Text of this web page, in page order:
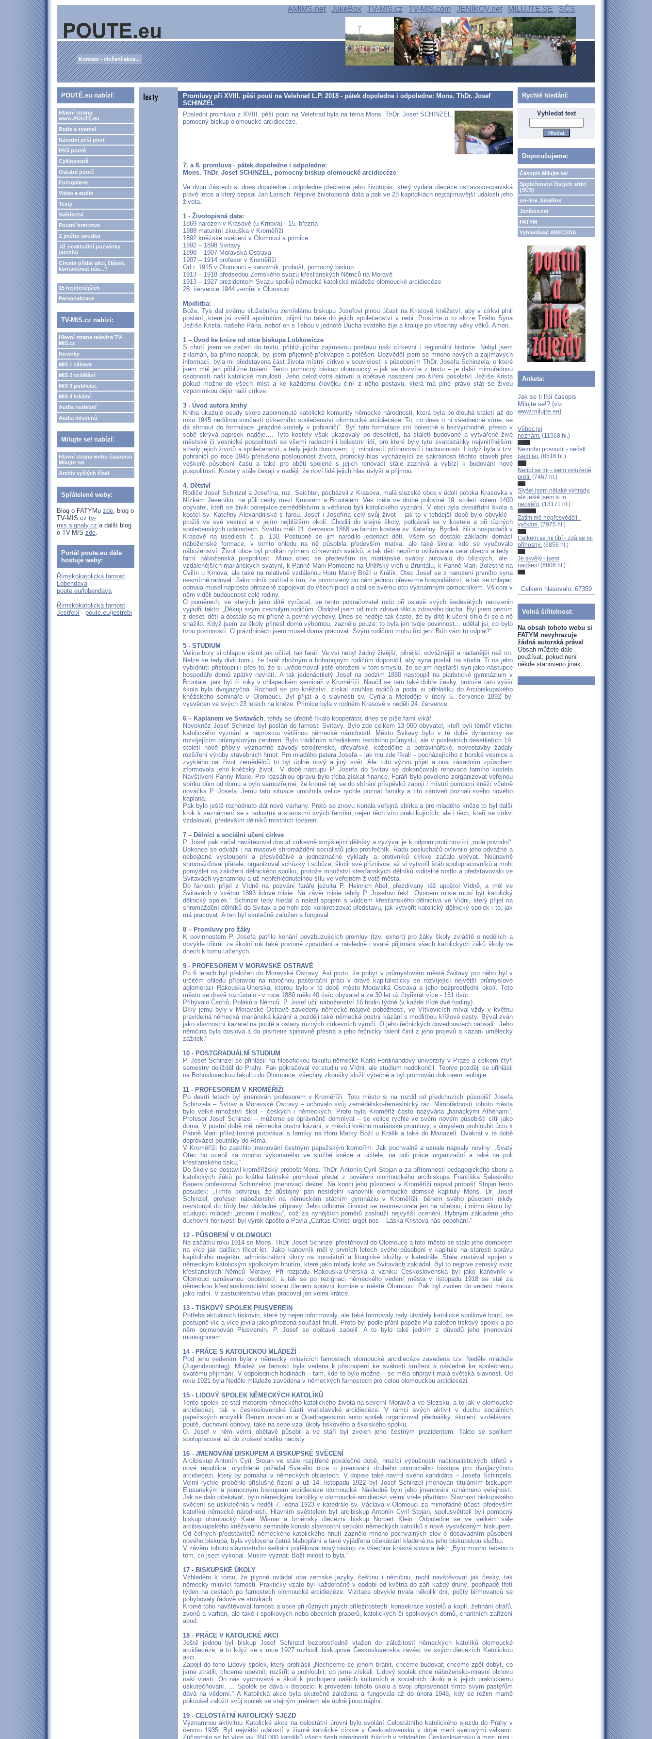
AMIMS.net JukeBox TV-MIS.cz TV-MIS.com JENÍKOV.net MILUJTE.SE SČS
Kontakt - vložení akce...
POUTĚ.eu nabízí:
Hlavní strana
www.POUTĚ.eu
Bude a zveme!
Národní pěší pouť
Pěší poutě
Cyklopoutě
Ostatní poutě
Fotogalerie
Video a audio
Texty
Svědectví
Poutní bratrstvo
Z jiného soudku
Již neaktuální pozvánky
(archiv)
Chcete přidat akci, článek,
kontaktovat nás...?
15 nejčtenějších
Personalizace
TV-MIS.cz nabízí:
Hlavní strana televize TV-
MIS.cz
Novinky
MIS 1 zábava
MIS 2 vzdělání
MIS 3 publicist.
MIS 4 lokální
Audia hudební
Audia mluvená
Milujte se! nabízí:
Hlavní strana webu časopisu
Milujte se!
Archiv vyšlých čísel
Spřátelené weby:
Blog o FATYMu zde, blog o
TV-MIS.cz tv-
mis.signaly.cz a další blog
o TV-MIS zde.
Portál poute.eu dále
hostuje weby:
Římskokatolická farnost
Lobendava-
poute.eu/lobendava
Římskokatolická farnost
Jestřebí - poute.eu/jestrebi
Promluvy při XVIII. pěší pouti na Velehrad L.P. 2018 - pátek dopoledne i odpoledne: Mons. ThDr. Josef
SCHINZEL
Poslední promluva z XVIII. pěší pouti na Velehrad byla na téma Mons. ThDr. Josef SCHINZEL,
pomocný biskup olomoucké arcidiecéze.
7. a 8. promluva - pátek dopoledne i odpoledne:
Mons. ThDr. Josef SCHINZEL, pomocný biskup olomoucké arcidiecéze
Ve dvou částech si dnes dopoledne i odpoledne přečteme jeho životopis, který vydala diecéze ostravsko-opavská
právě letos a který sepsal Jan Larisch. Nejprve životopisná data a pak ve 23 kapitolkách nejzajímavější události jeho
života.
1 - Životopisná data:
1869 narozen v Krasově (u Krnova) - 15. března
1888 maturitní zkouška v Kroměříži
1892 kněžské svěcení v Olomouci a primice
1892 – 1898 Svitavy
1898 – 1907 Moravská Ostrava
1907 – 1914 profesor v Kroměříži
Od r. 1915 v Olomouci – kanovník, probošt, pomocný biskup
1913 – 1918 předsedou Zemského svazu křesťanských Němců na Moravě
1913 – 1927 prezidentem Svazu spolků německé katolické mládeže olomoucké arcidiecéze
28. července 1944 zemřel v Olomouci
Modlitba:
Bože, Tys dal svému služebníku zemřelému biskupu Josefovi plnou účast na Kristově kněžství, aby v církvi plnil
poslání, které jsi svěřil apoštolům, přijmi ho také do jejich společenství v nebi. Prosíme o to skrze Tvého Syna
Ježíše Krista, našeho Pána, neboť on s Tebou v jednotě Ducha svatého žije a kraluje po všechny věky věků. Amen.
1 – Úvod ke knize od otce biskupa Lobkowicze
S chutí jsem se začetl do textu, přibližujícího zajímavou postavu naší církevní i regionální historie. Nebyl jsem
zklamán, ba přímo naopak, byl jsem příjemně překvapen a potěšen. Dozvěděl jsem se mnoho nových a zajímavých
informací, byla mi představena část života místní církve v souvislosti s působením ThDr. Josefa Schinzela, o které
jsem měl jen přibližné tušení. Tento pomocný biskup olomoucký – jak se dozvíte z textu – je další mimořádnou
osobností naší katolické minulosti. Jeho celoživotní aktivní a obětavé nasazení pro šíření poselství Ježíše Krista
pokud možno do všech míst a ke každému člověku činí z něho postavu, která má plné právo stát se živou
vzpomínkou dějin naší církve.
3 - Úvod autora knihy
Kniha ukazuje osudy skoro zapomenuté katolické komunity německé národnosti, která byla po dlouhá staletí až do
roku 1945 nedílnou součástí církevního společenství olomoucké arcidiecéze. To, co dnes o ní všeobecně víme, se
dá shrnout do formulace „prázdné kostely v pohraničí“. Byť tato formulace zní bolestně a bezvýchodně, přesto v
sobě skrývá paprsek naděje…. Tyto kostely však ukazovaly po desetiletí, ba staletí budované a vytvářené živé
městské či vesnické pospolitosti se všemi radostmi i bolestmi lidí, pro které byly tyto svatostánky nejvnitřnějšími
středy jejich životů a společenství, a tedy jejich domovem, tj. minulostí, přítomností i budoucností. I když byla v tzv.
pohraničí po roce 1945 přerušena posloupnost života, prorocký hlas vycházející ze sakrálnosti těchto staveb přes
veškeré působení času a také pro oběti spojené s jejich renovací stále zaznívá a vybízí k budování nové
pospolitosti. Kostely stále čekají v naději, že noví lidé jejich hlas uslyší a přijmou.
4. Dětství
Rodiče Josef Schinzel a Josefína, roz. Seichter, pocházeli z Krasova, malé slezské obce v údolí potoka Krasovka v
Nízkém Jeseníku, na půli cesty mezi Krnovem a Bruntálem. Ves měla ve druhé polovině 19. století kolem 1400
obyvatel, kteří se živili ponejvíce zemědělstvím a většinou byli katolického vyznání. V obci byla dvoutřídní škola a
kostel sv. Kateřiny Alexandrijské s farou. Josef i Josefína celý svůj život – jak to v tehdejší době bylo obvyklé –
prožili ve své vesnici a v jejím nejbližším okolí. Chodili do stejné školy, potkávali se v kostele a při různých
společenských událostech. Svatbu měli 21. července 1868 ve farním kostele sv. Kateřiny. Bydleli, žili a hospodařili v
Krasově na usedlosti č. p. 130. Postupně se jim narodilo jedenáct dětí. Všem se dostalo základní domácí
náboženské formace, v tomto ohledu na ně působila především matka, ale také škola, kde se vyučovalo
náboženství. Život obce byl protkán rytmem církevních svátků, a tak děti nepřímo ovlivňovala celá obecní a tedy i
farní náboženská pospolitost. Mimo obec se především na mariánské svátky putovalo do blízkých, ale i
vzdálenějších mariánských svatyní, k Panně Marii Pomocné na Uhlířský vrch u Bruntálu, k Panně Marii Bolestné na
Cvilín u Krnova, ale také na relativně vzdálenou Horu Matky Boží u Králík. Otec Josef se z narození prvního syna
nesmírně radoval. Jako rolník počítal s tím, že prvorozený po něm jednou převezme hospodářství, a tak se chlapec
odmala musel naprosto přirozeně zapojovat do všech prací a stal se svému otci významným pomocníkem. Všichni v
něm viděli budoucnost celé rodiny.
O poměrech, ve kterých jako dítě vyrůstal, se tento pokračovatel rodu při oslavě svých šedesátých narozenin
vyjádřil takto: „Děkuji svým zesnulým rodičům. Obdržel jsem od nich zdravé tělo a zdravého ducha. Byl jsem prvním
z deseti dětí a dostalo se mi přísné a pevné výchovy. Dnes se neděje tak často, že by dítě k učení tíhlo či se o ně
snažilo. Když jsem ze školy přinesl domů výbornou, zaznělo pouze: to byla jen tvoje povinnost… udělal jsi, co bylo
tvou povinností. O prázdninách jsem musel doma pracovat. Svým rodičům mohu říci jen: Bůh vám to odplať!“
5 - STUDIUM
Velice brzy si chlapce všiml jak učitel, tak farář. Ve vsi nebyl žádný živější, pilnější, odvážnější a nadanější než on.
Nelze se tedy divit tomu, že farář zbožným a bohabojným rodičům doporučil, aby syna poslali na studia. Ti na jeho
vybídnutí přistoupili i přes to, že si uvědomovali jisté ohrožení v tom smyslu, že se jim nejstarší syn jako nástupce
hospodáře domů zpátky nevrátí. A tak jedenáctiletý Josef na podzim 1880 nastoupil na piaristické gymnázium v
Bruntále, pak byl tři roky v chlapeckém semináři v Kroměříži. Naučil se tam také dobře česky, protože tato vyšší
škola byla dvojjazyčná. Rozhodl se pro kněžství, získal souhlas rodičů a podal si přihlášku do Arcibiskupského
kněžského semináře v Olomouci. Byl přijat a o slavnosti sv. Cyrila a Metoděje v úterý 5. července 1892 byl
vysvěcen ve svých 23 letech na kněze. Primice byla v rodném Krasově v neděli 24. července.
6 – Kaplanem ve Svitavách, tehdy se úředně říkalo kooperátor, dnes se píše farní vikář
Novokněz Josef Schinzel byl poslán do farnosti Svitavy. Bylo zde celkem 13 000 obyvatel, kteří byli téměř všichni
katolického vyznání a naprostou většinou německé národnosti. Město Svitavy bylo v té době dynamicky se
rozvíjejícím průmyslovým centrem. Bylo tradičním střediskem textilního průmyslu, ale v posledních desetiletích 19.
století nově přibyly významné závody strojírenské, dřevařské, kožedělné a potravinářské, novostavby žádaly
rozšíření výroby stavebních hmot. Pro mladého patera Josefa – jak mu zde říkali – pocházejícího z horské vesnice a
zvyklého na život zemědělců to byl úplně nový a jiný svět. Ale tuto výzvu přijal a ona zásadním způsobem
zformovala jeho kněžský život.. V době nástupu P. Josefa do Svitav se dokončovala renovace farního kostela
Navštívení Panny Marie. Pro rozsáhlou opravu bylo třeba získat finance. Faráři bylo povoleno zorganizovat veřejnou
sbírku dům od domu a bylo samozřejmé, že kromě něj se do sbírání příspěvků zapojí i místní pomocní kněží včetně
nováčka P. Josefa. Jemu tato situace umožnila velice rychle poznat farníky a tito zároveň poznali svého nového
kaplana.
Pak bylo ještě rozhodnuto dát nové varhany. Proto se znovu konala veřejná sbírka a pro mladého kněze to byl další
krok k seznámení se s radostmi a starostmi svých farníků, nejen těch víru praktikujících, ale i těch, kteří se církvi
vzdalovali, především dělníků místních továren.
7 – Dělníci a sociální učení církve
P. Josef pak začal navštěvoval dosud církevně smýšlející dělníky a vyzýval je k odporu proti hrozící „rudé povodni“.
Dokonce se odvážil i na masové shromáždění socialistů jako protiřečník. Řadu posluchačů ovlivnilo jeho odvážné a
nebojácné vystoupení a přesvědčivé a jednoznačné výklady a protivníků církve začalo ubývat. Neúnavně
shromažďoval přátele, organizoval schůzky i schůze, školil své příznivce, až si vytvořil štáb spolupracovníků a mohl
pomýšlet na založení dělnického spolku, protože množství křesťanských dělníků viditelně rostlo a představovalo ve
Svitavách významnou a už nepřehlédnutelnou sílu ve veřejném životě města.
Do farnosti přijel z Vídně na pozvání faráře jezuita P. Heinrich Abel, přezdívaný též apoštol Vídně, a měl ve
Svitavách v květnu 1893 lidové misie. Na závěr misie tehdy P. Josefovi řekl: „Ovocem misie musí být katolický
dělnický spolek.“ Schinzel tedy hledal a nalezl spojení s vůdcem křesťanského dělnictva ve Vídni, který přijel na
shromáždění dělníků do Svitav a pomohl zde konkretizovat představu, jak vytvořit katolický dělnický spolek i to, jak
má pracovat. A ten byl skutečně založen a fungoval.
8 – Promluvy pro žáky
K povinnostem P. Josefa patřilo konání povzbuzujících promluv (tzv. exhort) pro žáky školy zvláště o nedělích a
obvykle třikrát za školní rok také povinné zpovídání a následně i svaté přijímání všech katolických žáků školy ve
dnech k tomu určených.
9 - PROFESOREM V MORAVSKÉ OSTRAVĚ
Po 6 letech byl přeložen do Moravské Ostravy. Asi proto, že pobyt v průmyslovém městě Svitavy pro něho byl v
určitém ohledu přípravou na náročnou pastorační práci v dravě kapitalisticky se rozvíjející největší průmyslové
aglomeraci Rakouska-Uherska, kterou bylo v té době město Moravská Ostrava a jeho bezprostřední okolí. Toto
město se dravě rozrůstalo - v roce 1880 mělo 40 tisíc obyvatel a za 30 let už čtyřikrát více - 161 tisíc.
Přibývalo Čechů, Poláků a Němců. P. Josef učil náboženství 16 hodin týdně (v každé třídě dvě hodiny).
Díky jemu byly v Moravské Ostravě zavedeny německé májové pobožnosti, ve Vítkovicích míval vždy v květnu
pravidelná německá mariánská kázání a později také německá postní kázání s modlitbou křížové cesty. Býval zván
jako slavnostní kazatel na poutě a oslavy různých církevních výročí. O jeho řečnických dovednostech napsali: „Jeho
němčina byla doslova a do písmene spisovně přesná a jeho řečnický talent činil z jeho projevů a kázání umělecký
zážitek.“
10 - POSTGRADUÁLNÍ STUDIUM
P. Josef Schinzel se přihlásil na filosofickou fakultu německé Karlo-Ferdinandovy univerzity v Praze a celkem čtyři
semestry dojížděl do Prahy. Pak pokračoval ve studiu ve Vídni, ale studium nedokončil. Teprve později se přihlásil
na Bohosloveckou fakultu do Olomouce, všechny zkoušky složil výtečně a byl promován doktorem teologie.
11 - PROFESOREM V KROMĚŘÍŽI
Po devíti letech byl jmenován profesorem v Kroměříži. Toto město si na rozdíl od předchozích působišť Josefa
Schinzela – Svitav a Moravské Ostravy – uchovalo svůj zemědělsko-řemeslnický ráz. Mimořádností tohoto města
bylo velké množství škol – českých i německých. Proto byla Kroměříž často nazývána „hanáckými Athénami“.
Profesor Josef Schinzel – můžeme se oprávněně domnívat – se velice rychle ve svém novém působišti cítil jako
doma. V postní době měl německá postní kázání, v měsíci květnu mariánské promluvy, s úmyslem prohloubit úctu k
Panně Marii příležitostně putovával s farníky na Horu Matky Boží u Králík a také do Mariazell. Dvakrát v té době
doprovázel poutníky do Říma.
V Kroměříži ho zastihlo jmenování čestným papežským komořím. Jak pochvalně a uznale napsaly noviny: „Svatý
Otec ho ocenil za mnoho vykonaného ve službě kněze a učitele, na poli práce organizační a také na poli
křesťanského tisku,“
Do školy se dostavil kroměřížský probošt Mons. ThDr. Antonín Cyril Stojan a za přítomnosti pedagogického sboru a
katolických žáků po krátké latinské promluvě předal z pověření olomouckého arcibiskupa Františka Saleského
Bauera profesorovi Schinzelovi jmenovací dekret. Na konci jeho působení v Kroměříži napsal probošt Stojan tento
posudek: „Tímto potvrzuji, že důstojný pán nesídelní kanovník olomoucké dómské kapituly Mons. Dr. Josef
Schinzel, profesor náboženství na německém státním gymnáziu v Kroměříži, během svého působení nikdy
nevstoupil do třídy bez důkladné přípravy. Jeho odborná činnost se neomezovala jen na učebnu, i mimo školu byl
studující mládeži „otcem i matkou“, což za nynějších poměrů zaslouží nejvyšší ocenění. Hybným základem jeho
duchovní horlivosti byl výrok apoštola Pavla „Caritas Christi urget nos – Láska Kristova nás popohání.“
12 - PŮSOBENÍ V OLOMOUCI
Na začátku roku 1914 se Mons. ThDr. Josef Schinzel přestěhoval do Olomouce a toto město se stalo jeho domovem
na více jak dalších třicet let. Jako kanovník měl v prvních letech svého působení v kapitule na starosti správu
kapitulního majetku, administrativní úkoly na konsistoři a liturgické služby v katedrále. Stále zůstával spojen s
německým katolickým spolkovým hnutím, které jako mladý kněz ve Svitavách zakládal. Byl to nejprve zemský svaz
křesťanských Němců Moravy. Při rozpadu Rakouska-Uherska a vzniku Československa byl jako kanovník v
Olomouci uznávanou osobností, a tak se po rezignaci německého vedení města v listopadu 1918 se stal za
německou křesťanskosociální stranu členem správní komise v městě Olomouci. Pak byl zvolen do vedení města
jako radní. V zastupitelstvu však pracoval jen velmi krátce.
13 - TISKOVÝ SPOLEK PIUSVEREIN
Potřeba aktuálních tiskovin, které by nejen informovaly, ale také formovaly tedy utvářely katolické spolkové hnutí, se
postupně víc a více jevila jako přirozená součást hnutí. Proto byl podle přání papeže Pia založen tiskový spolek a po
něm pojmenován Piusverein. P. Josef se obětavě zapojil. A to bylo také jedním z důvodů jeho jmenování
monsignorem.
14 - PRÁCE S KATOLICKOU MLÁDEŽÍ
Pod jeho vedením byla v německy mluvících farnostech olomoucké arcidiecéze zavedena tzv. Neděle mládeže
(Jugendsonntag). Mládež ve farnosti byla vedena k přistoupení ke svátosti smíření a následně ke společnému
svatému přijímání. V odpoledních hodinách – tam, kde to bylo možné – se měla připravit malá světská slavnost. Od
roku 1921 byla Neděle mládeže zavedena v německých farnostech pro celou olomouckou arcidiecézi.
15 - LIDOVÝ SPOLEK NĚMECKÝCH KATOLÍKŮ
Tento spolek se stal motorem německého katolického života na severní Moravě a ve Slezsku, a to jak v olomoucké
arcidiecézi, tak v československé části vratislavské arcidiecéze. V rámci svých aktivit v duchu sociálních
papežských encyklik Rerum novarum a Quadragessimo anno spolek organizoval přednášky, školení, vzdělávání,
poutě, duchovní obnovy, také na sebe vzal úkoly tiskového a školského spolku.
O. Josef v něm velmi obětavě působil a ve stáří byl zvolen jeho čestným prezidentem. Takto se spolkem
spolupracoval až do zrušení spolku nacisty.
16 - JMENOVÁNÍ BISKUPEM A BISKUPSKÉ SVĚCENÍ
Arcibiskup Antonín Cyril Stojan ve stále rozjitřené poválečné době, hrozící výbušností nacionalistických střetů v
nové republice, urychleně požádal Svatého otce o jmenování druhého pomocného biskupa pro dvojjazyčnou
arcidiecézi, který by pomáhal v německých oblastech. V dopise také navrhl svého kandidáta – Josefa Schinzela.
Velmi rychle proběhlo příslušné řízení a už 14. listopadu 1922 byl Josef Schinzel jmenován titulárním biskupem
Elusanským a pomocným biskupem arcidiecéze olomoucké. Následně bylo jeho jmenování oznámeno veřejnosti.
Jak se dalo očekávat, bylo německými katolíky v olomoucké arcidiecézi velmi vřele přivítáno. Slavnost biskupského
svěcení se uskutečnila v neděli 7. ledna 1923 v katedrále sv. Václava v Olomouci za mimořádné účasti především
katolíků německé národnosti. Hlavním světitelem byl arcibiskup Antonín Cyril Stojan, spolusvětiteli byli pomocný
biskup olomoucký Karel Wisnar a brněnský diecézní biskup Norbert Klein. Odpoledne se ve velkém sále
arcibiskupského kněžského semináře konalo slavnostní setkání německých katolíků s nově vysvěceným biskupem.
Od čelných představitelů německého katolického hnutí zaznělo mnoho pochvalných slov o dosavadním působení
nového biskupa, byla vyslovena četná blahopřání a také vyjádřena očekávání kladená na jeho biskupskou službu.
V závěru tohoto slavnostního setkání poděkoval nový biskup za všechna krásná slova a řekl: „Bylo mnoho řečeno o
tom, co jsem vykonal. Musím vyznat: Boží milost to byla.“
17 - BISKUPSKÉ ÚKOLY
Vzhledem k tomu, že plynně ovládal oba zemské jazyky, češtinu i němčinu, mohl navštěvovat jak česky, tak
německy mluvící farnosti. Prakticky vzato byl každoročně v období od května do září každý druhý, popřípadě třetí
týden na cestách po farnostech olomoucké arcidiecéze. Vizitace obvykle trvala několik dní, počty biřmovanců se
pohybovaly řádově ve stovkách.
Kromě toho navštěvoval farnosti a obce při různých jiných příležitostech: konsekrace kostelů a kaplí, žehnání oltářů,
zvonů a varhan, ale také i spolkových nebo obecních praporů, katolických či spolkových domů, charitních zařízení
apod.
18 - PRÁCE V KATOLICKÉ AKCI
Ještě jednou byl biskup Josef Schinzel bezprostředně vtažen do záležitostí německých katolíků olomoucké
arcidiecéze, a to když se v roce 1927 rozhodli biskupové Československa zavést ve svých diecézích Katolickou
akci.
Zapojil do toho Lidový spolek, který prohlásil „Nechceme se jenom bránit, chceme budovat; chceme zpět dobýt, co
jsme ztratili, chceme upevnit, rozšířit a prohloubit, co jsme získali. Lidový spolek chce nábožensko-mravní obnovu
naší vlasti. On nás vychovává a školí k pochopení našich kulturních a sociálních úkolů a k jejich praktickému
uskutečňování. … Spolek se dává k dispozici k provedení tohoto úkolu a svoji připravenost tímto svým pastýřům
dává na vědomí.“ A Katolická akce byla skutečně založena a fungovala až do února 1948, kdy se režim marně
pokoušel založit svůj spolek se stejným jménem ale úplně jinou náplní.
19 - CELOSTÁTNÍ KATOLICKÝ SJEZD
Významnou aktivitou Katolické akce na celostátní úrovni bylo svolání Celostátního katolického sjezdu do Prahy v
červnu 1935. Byl největší událostí v životě katolické církve v Československu v době mezi světovými válkami.
Zúčastnilo se ho více jak 350 000 katolíků všech šesti národností žijících v tehdejším Československu a mezi nimi i
Rychlé hledání:
Vyhledat text
Doporučujeme:
Časopis Milujte se!
Společenství čistých srdcí
(SČS)
on-line JukeBox
Jeníkov.net
FATYM
Vyhledávač ABECEDA
Anketa:
Jak se ti líbí časopis
Milujte se!? (viz
www.milujte.se)
Vůbec jej
neznám. (11568 hl.)
Nemohu posoudit - nečetl
jsem jej. (8516 hl.)
Nelíbí se mi - jsem vyloženě
proti. (7467 hl.)
Slyšel jsem nějaké výhrady,
ale ještě jsem si to
neověřil. (18171 hl.)
Zatím mě nepřesvědčil -
vyčkám. (7975 hl.)
Celkem se mi líbí - zdá se mi
přínosný. (6856 hl.)
Je skvělý - jsem
nadšen! (6806 hl.)
Celkem hlasovalo: 67359
Volná šiřitelnost:
Na obsah tohoto webu si
FATYM nevyhrazuje
žádná autorská práva!
Obsah můžete dále
používat, pokud není
někde stanoveno jinak.